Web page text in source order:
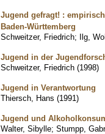
Jugend gefragt! :
Baden-Württemberg
Schweitzer, Friedrich; Ilg,
Jugend in der
Schweitzer, Friedrich (1998)
Jugend in Verantwortung
Thiersch, Hans (1991)
Jugend und
Walter, Sibylle; Stumpp,